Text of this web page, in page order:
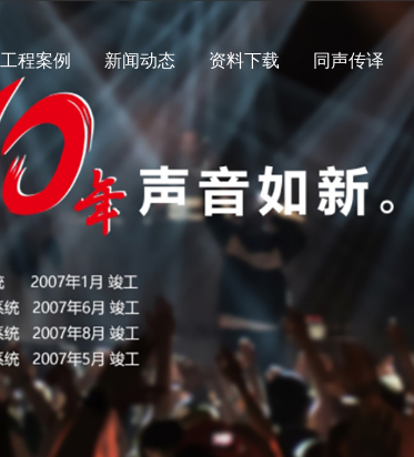
工程案例 新闻动态 资料下载 同声传译